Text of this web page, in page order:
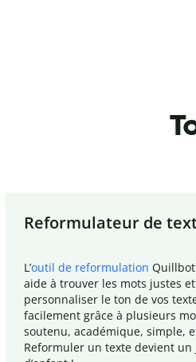
Reformulateur de
L ’outil de reformulation
aide à trouver les mots justes
personnaliser le ton de vos
facilement grâce à plusieurs
soutenu, académique, simple,
Reformuler un texte devient un